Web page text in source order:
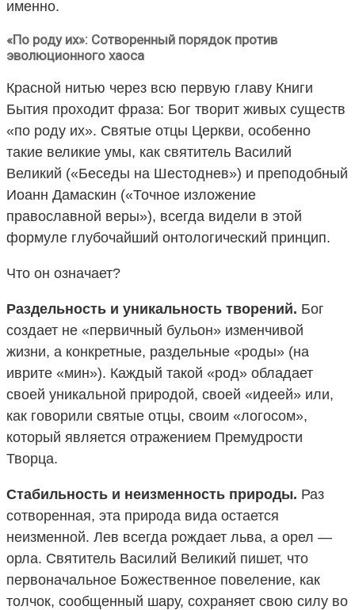
именно.
«По роду их»: Сотворенный порядок против
эволюционного хаоса
Красной нитью через всю первую главу Книги
Бытия проходит фраза: Бог творит живых существ
«по роду их». Святые отцы Церкви, особенно
такие великие умы, как святитель Василий
Великий («Беседы на Шестоднев») и преподобный
Иоанн Дамаскин («Точное изложение
православной веры»), всегда видели в этой
формуле глубочайший онтологический принцип.
Что он означает?
Раздельность и уникальность творений. Бог
создает не «первичный бульон» изменчивой
жизни, а конкретные, раздельные «роды» (на
иврите «мин»). Каждый такой «род» обладает
своей уникальной природой, своей «идеей» или,
как говорили святые отцы, своим «логосом»,
который является отражением Премудрости
Творца.
Стабильность и неизменность природы. Раз
сотворенная, эта природа вида остается
неизменной. Лев всегда рождает льва, а орел —
орла. Святитель Василий Великий пишет, что
первоначальное Божественное повеление, как
толчок, сообщенный шару, сохраняет свою силу во